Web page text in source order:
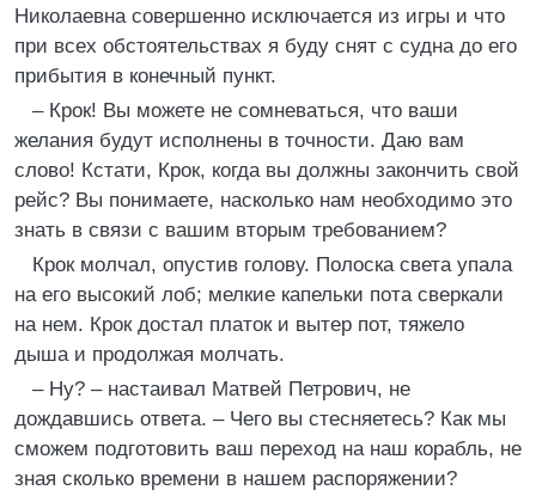
Николаевна совершенно исключается из игры и что
при всех обстоятельствах я буду снят с судна до его
прибытия в конечный пункт.
– Крок! Вы можете не сомневаться, что ваши
желания будут исполнены в точности. Даю вам
слово! Кстати, Крок, когда вы должны закончить свой
рейс? Вы понимаете, насколько нам необходимо это
знать в связи с вашим вторым требованием?
Крок молчал, опустив голову. Полоска света упала
на его высокий лоб; мелкие капельки пота сверкали
на нем. Крок достал платок и вытер пот, тяжело
дыша и продолжая молчать.
– Ну? – настаивал Матвей Петрович, не
дождавшись ответа. – Чего вы стесняетесь? Как мы
сможем подготовить ваш переход на наш корабль, не
зная сколько времени в нашем распоряжении?